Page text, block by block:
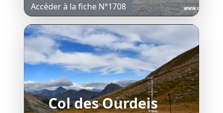
Accéder à la fiche N°1708
Col des Ourdeis